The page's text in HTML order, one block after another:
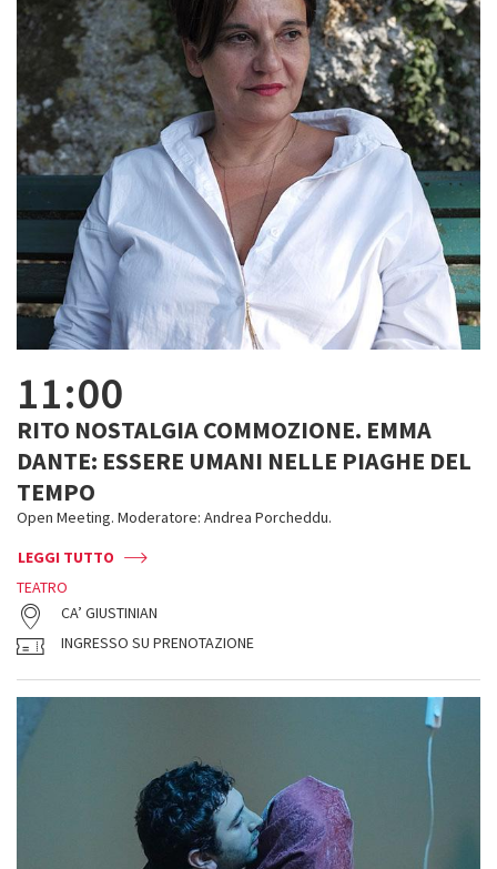
11:00
RITO NOSTALGIA COMMOZIONE. EMMA
DANTE: ESSERE UMANI NELLE PIAGHE DEL
TEMPO
Open Meeting. Moderatore: Andrea Porcheddu.
LEGGI TUTTO
TEATRO
CA’ GIUSTINIAN
INGRESSO SU PRENOTAZIONE